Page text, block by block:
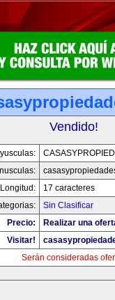
Vendido!
Longitud:
17 caracteres
Sin Clasificar
Precio:
Realizar una
Visitar!
Serán consideradas